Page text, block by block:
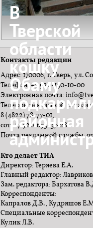
В
Тверской
области
кошку
Обаму
районная
Контакты редакции
Адрес: 170006, г. Тверь, ул.
Телефон: +7 920-150-10-00
Электронная почта:
Телефон рекламной службы:
8 (4822) 78-77-01,
сот. +7 920-695-37-28
Почта рекламной службы:
Кто делает ТИА
Директор: Теряева Е.А.
Главный редактор:
Зам. редактора: Бархатова
Корреспонденты:
Капралов Д.В., Кудряшов
Специальные
Кулик Л.В.